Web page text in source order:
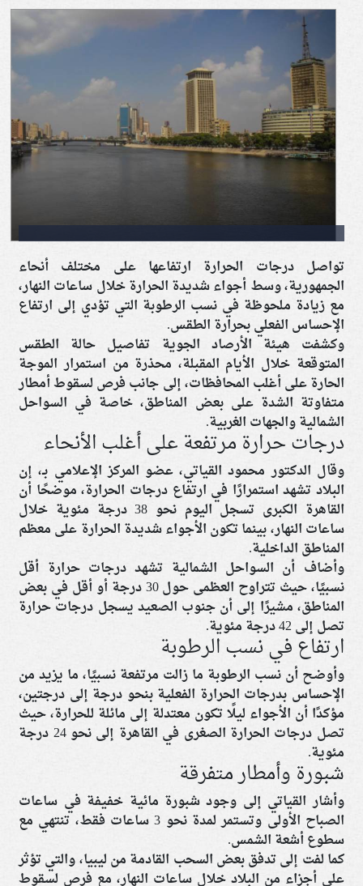
تواصل درجات الحرارة ارتفاعها على مختلف أنحاء
الجمهورية، وسط أجواء شديدة الحرارة خلال ساعات النهار،
مع زيادة ملحوظة في نسب الرطوبة التي تؤدي إلى ارتفاع
الإحساس الفعلي بحرارة الطقس.
وكشفت هيئة الأرصاد الجوية تفاصيل حالة الطقس
المتوقعة خلال الأيام المقبلة، محذرة من استمرار الموجة
الحارة على أغلب المحافظات، إلى جانب فرص لسقوط أمطار
متفاوتة الشدة على بعض المناطق، خاصة في السواحل
الشمالية والجهات الغربية.
درجات حرارة مرتفعة على أغلب الأنحاء
وقال الدكتور محمود القياتي، عضو المركز الإعلامي بـ، إن
البلاد تشهد استمرارًا في ارتفاع درجات الحرارة، موضحًا أن
القاهرة الكبرى تسجل اليوم نحو 38 درجة مئوية خلال
ساعات النهار، بينما تكون الأجواء شديدة الحرارة على معظم
المناطق الداخلية.
وأضاف أن السواحل الشمالية تشهد درجات حرارة أقل
نسبيًا، حيث تتراوح العظمى حول 30 درجة أو أقل في بعض
المناطق، مشيرًا إلى أن جنوب الصعيد يسجل درجات حرارة
تصل إلى 42 درجة مئوية.
ارتفاع في نسب الرطوبة
وأوضح أن نسب الرطوبة ما زالت مرتفعة نسبيًا، ما يزيد من
الإحساس بدرجات الحرارة الفعلية بنحو درجة إلى درجتين،
مؤكدًا أن الأجواء ليلًا تكون معتدلة إلى مائلة للحرارة، حيث
تصل درجات الحرارة الصغرى في القاهرة إلى نحو 24 درجة
مئوية.
شبورة وأمطار متفرقة
وأشار القياتي إلى وجود شبورة مائية خفيفة في ساعات
الصباح الأولى وتستمر لمدة نحو 3 ساعات فقط، تنتهي مع
سطوع أشعة الشمس.
كما لفت إلى تدفق بعض السحب القادمة من ليبيا، والتي تؤثر
على أجزاء من البلاد خلال ساعات النهار، مع فرص لسقوط